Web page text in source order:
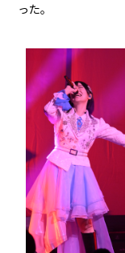
った。